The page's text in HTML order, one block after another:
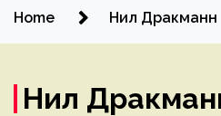
Home Нил Дракманн
Нил